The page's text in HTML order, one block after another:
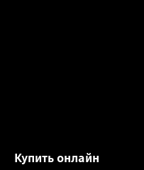
Купить онлайн